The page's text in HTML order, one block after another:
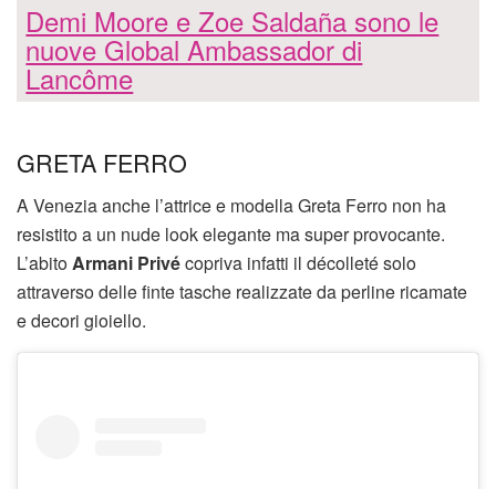
Demi Moore e Zoe Saldaña sono le
nuove Global Ambassador di
Lancôme
GRETA FERRO
A Venezia anche l’attrice e modella Greta Ferro non ha
resistito a un nude look elegante ma super provocante.
L’abitoArmani Privécopriva infatti il décolleté solo
attraverso delle finte tasche realizzate da perline ricamate
e decori gioiello.